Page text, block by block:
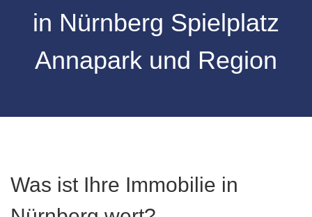
in Nürnberg Spielplatz
Annapark und Region
Was ist Ihre Immobilie in